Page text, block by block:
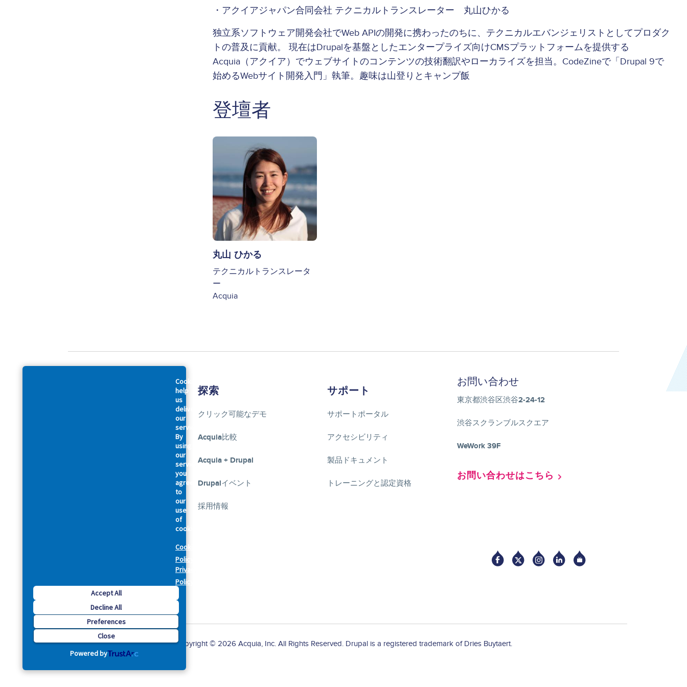
Cookies
help
us
deliver
our
services.
By
using
our
services,
you
agree
to
our
use
of
cookies.
Cookie
Policy
Privacy
Policy
Accept All
Decline All
Preferences
Close
Powered by
・アクイアジャパン合同会社 テクニカルトランスレーター 丸山ひかる
独立系ソフトウェア開発会社でWeb APIの開発に携わったのちに、テクニカルエバンジェリストとしてプロダク
トの普及に貢献。 現在はDrupalを基盤としたエンタープライズ向けCMSプラットフォームを提供する
Acquia（アクイア）でウェブサイトのコンテンツの技術翻訳やローカライズを担当。CodeZineで「Drupal 9で
始めるWebサイト開発入門」執筆。趣味は山登りとキャンプ飯
登壇者
Image
丸山 ひかる
テクニカルトランスレータ
ー
Acquia
探索
クリック可能なデモ
Acquia比較
Acquia + Drupal
Drupalイベント
採用情報
サポート
サポートポータル
アクセシビリティ
製品ドキュメント
トレーニングと認定資格
お問い合わせ
東京都渋谷区渋谷2-24-12
渋谷スクランブルスクエア
WeWork 39F
お問い合わせはこちら
Copyright © 2026 Acquia, Inc. All Rights Reserved. Drupal is a registered trademark of Dries Buytaert.